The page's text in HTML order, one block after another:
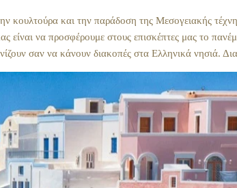
κουλτούρα και την παράδοση της Μεσογειακής
να προσφέρουμε στους επισκέπτες μας το
σαν να κάνουν διακοπές στα Ελληνικά νησιά.